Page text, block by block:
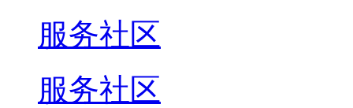
服务社区
服务社区